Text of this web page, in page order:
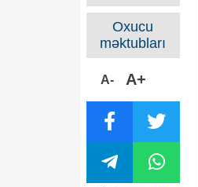
Oxucu
məktubları
A- A+